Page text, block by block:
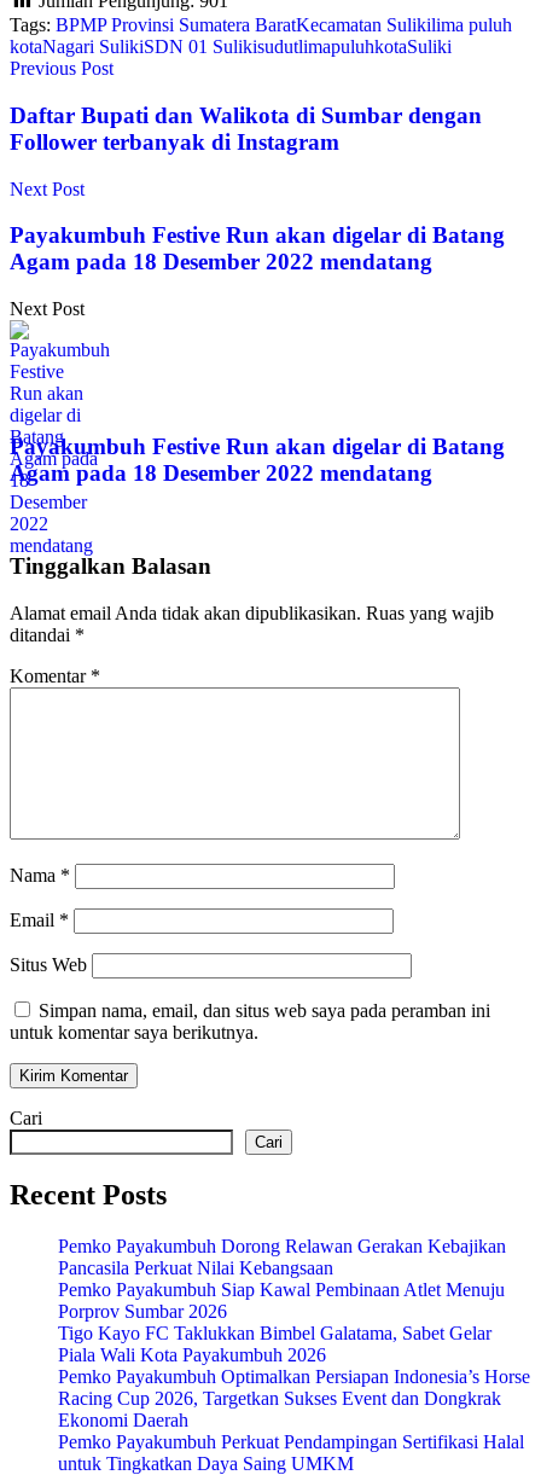
Tags: BPMP Provinsi Sumatera BaratKecamatan Sulikilima puluh
kotaNagari SulikiSDN 01 SulikisudutlimapuluhkotaSuliki
Previous Post
Daftar Bupati dan Walikota di Sumbar dengan
Follower terbanyak di Instagram
Next Post
Payakumbuh Festive Run akan digelar di Batang
Agam pada 18 Desember 2022 mendatang
Next Post
Payakumbuh Festive Run akan digelar di Batang
Agam pada 18 Desember 2022 mendatang
Tinggalkan Balasan
Alamat email Anda tidak akan dipublikasikan. Ruas yang wajib
ditandai *
Komentar *
Nama *
Email *
Situs Web
Simpan nama, email, dan situs web saya pada peramban ini
untuk komentar saya berikutnya.
Cari
Cari
Recent Posts
Pemko Payakumbuh Dorong Relawan Gerakan Kebajikan
Pancasila Perkuat Nilai Kebangsaan
Pemko Payakumbuh Siap Kawal Pembinaan Atlet Menuju
Porprov Sumbar 2026
Tigo Kayo FC Taklukkan Bimbel Galatama, Sabet Gelar
Piala Wali Kota Payakumbuh 2026
Pemko Payakumbuh Optimalkan Persiapan Indonesia’s Horse
Racing Cup 2026, Targetkan Sukses Event dan Dongkrak
Ekonomi Daerah
Pemko Payakumbuh Perkuat Pendampingan Sertifikasi Halal
untuk Tingkatkan Daya Saing UMKM